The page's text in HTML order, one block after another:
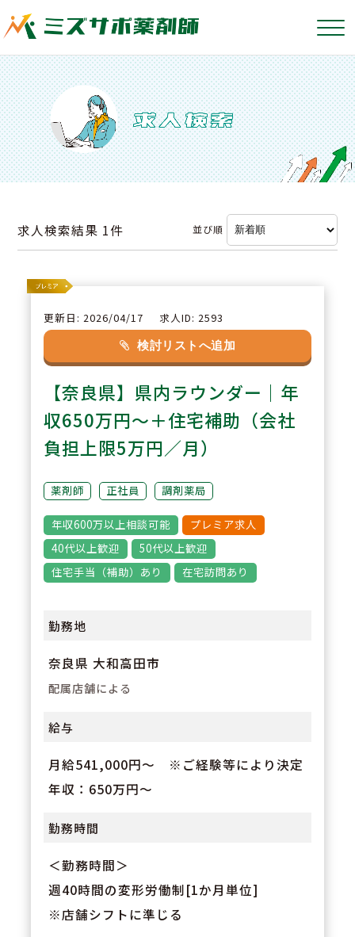
求人検索結果 1件 並び順
更新日: 2026/04/17 求人ID: 2593
検討リストへ追加
【奈良県】県内ラウンダー｜年
収650万円～＋住宅補助（会社
負担上限5万円／月）
薬剤師 正社員 調剤薬局
年収600万以上相談可能
プレミア求人
40代以上歓迎
50代以上歓迎
住宅手当（補助）あり
在宅訪問あり
勤務地
奈良県 大和高田市
配属店舗による
給与
月給541,000円～ ※ご経験等により決定
年収：650万円～
勤務時間
＜勤務時間＞
週40時間の変形労働制[1か月単位]
※店舗シフトに準じる